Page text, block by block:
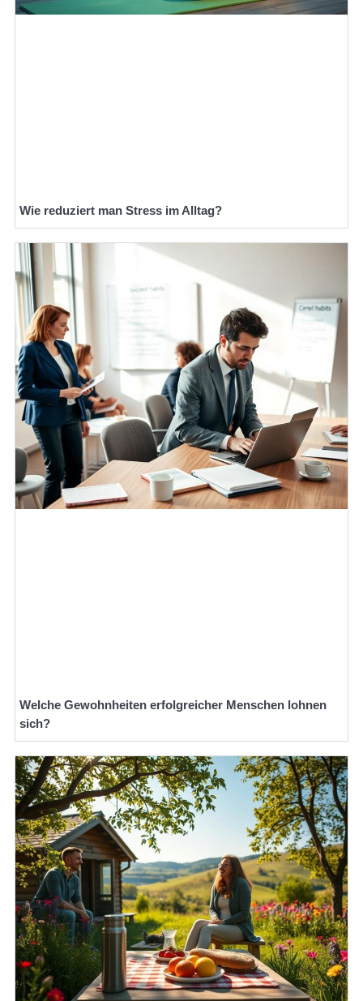
Wie reduziert man Stress im Alltag?
Welche Gewohnheiten erfolgreicher Menschen lohnen
sich?